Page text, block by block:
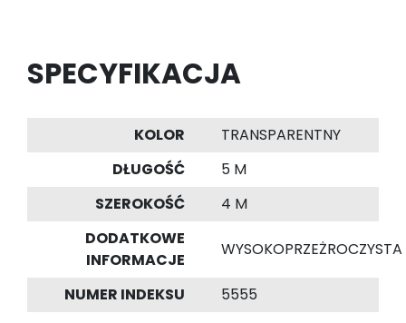
SPECYFIKACJA
KOLOR
TRANSPARENTNY
DŁUGOŚĆ
5 M
SZEROKOŚĆ
4 M
DODATKOWE
INFORMACJE
WYSOKOPRZEŻROCZYSTA
NUMER INDEKSU 5555